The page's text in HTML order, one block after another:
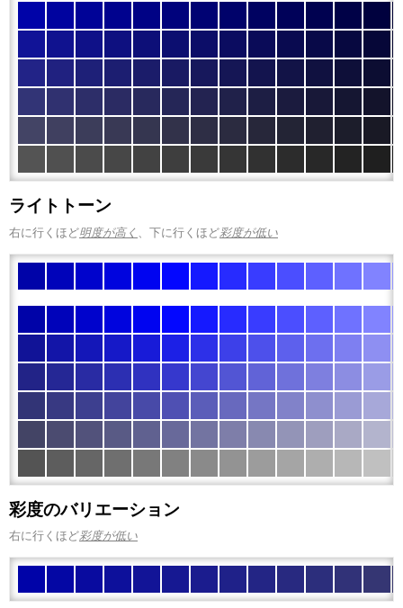
ライトトーン
右に行くほど明度が高く 、下に行くほど彩度が低い
彩度のバリエーション
右に行くほど彩度が低い